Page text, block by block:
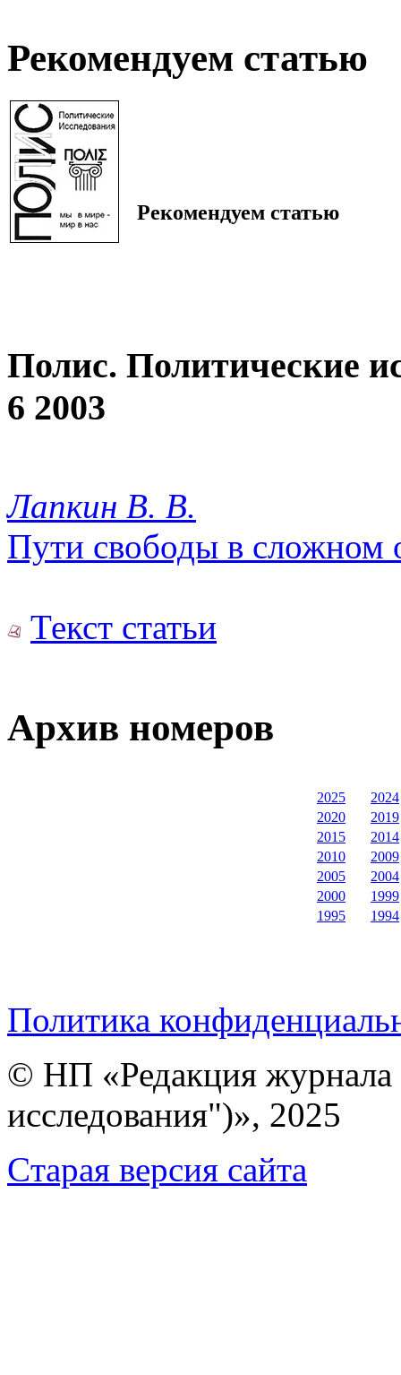
Рекомендуем статью
Рекомендуем статью
Полис. Политические
6 2003
Лапкин В. В.
Пути свободы в сложном
Текст статьи
Архив номеров
2025
2024
2020
2019
2015
2014
2010
2009
2005
2004
2000
1999
1995
1994
Политика
© НП «Редакция
исследования")», 2025
Cтарая версия сайта